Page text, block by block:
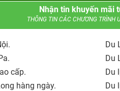
Nhận tin khuyến mãi
THÔNG TIN CÁC CHƯƠNG TRÌNH
Du
Du
cấp.
Du
hàng ngày.
Du